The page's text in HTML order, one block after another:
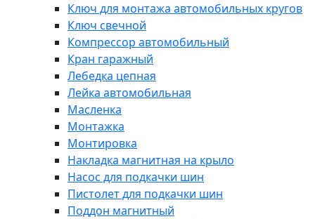
Ключ для монтажа автомобильных кругов
Ключ свечной
Компрессор автомобильный
Кран гаражный
Лебедка цепная
Лейка автомобильная
Масленка
Монтажка
Монтировка
Накладка магнитная на крыло
Насос для подкачки шин
Пистолет для подкачки шин
Поддон магнитный